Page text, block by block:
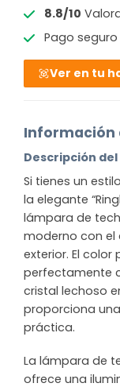
8.8/10
Pago
Ver en tu
Información
Descripción
Si tienes un
la elegante
lámpara de
moderno con el
exterior. El
perfectamente
cristal lechoso
proporciona
práctica.
La lámpara de
ofrece una